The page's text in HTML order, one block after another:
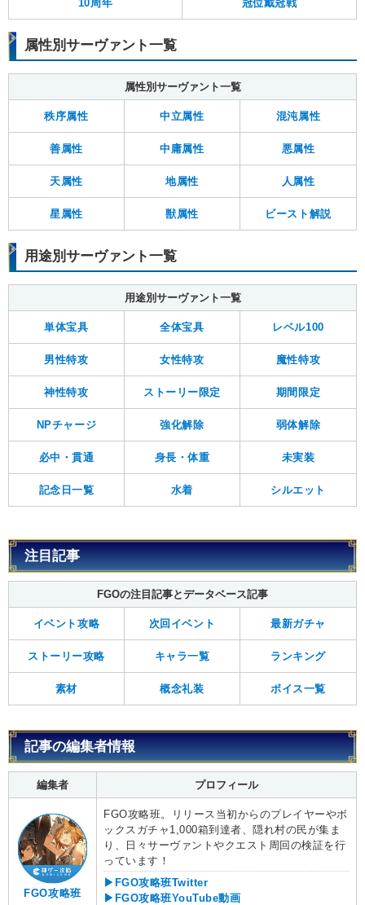
10周年 冠位戴冠戦
属性別サーヴァント一覧
属性別サーヴァント一覧
秩序属性 中立属性 混沌属性
善属性 中庸属性 悪属性
天属性 地属性 人属性
星属性 獣属性 ビースト解説
用途別サーヴァント一覧
用途別サーヴァント一覧
単体宝具 全体宝具 レベル100
男性特攻 女性特攻 魔性特攻
神性特攻 ストーリー限定 期間限定
NPチャージ 強化解除 弱体解除
必中・貫通 身長・体重 未実装
記念日一覧 水着 シルエット
注目記事
FGOの注目記事とデータベース記事
イベント攻略 次回イベント 最新ガチャ
ストーリー攻略 キャラ一覧 ランキング
素材 概念礼装 ボイス一覧
記事の編集者情報
編集者 プロフィール
FGO攻略班
FGO攻略班。リリース当初からのプレイヤーやボ
ックスガチャ1,000箱到達者、隠れ村の民が集ま
り、日々サーヴァントやクエスト周回の検証を行
っています！
▶FGO攻略班Twitter
▶FGO攻略班YouTube動画